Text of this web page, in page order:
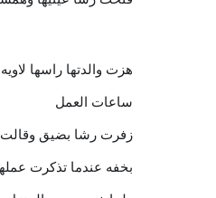
هزت والدتها راسها
ساعات العمل
زفرت رشا بضيق وقالت
بخفه عندما تذكرت